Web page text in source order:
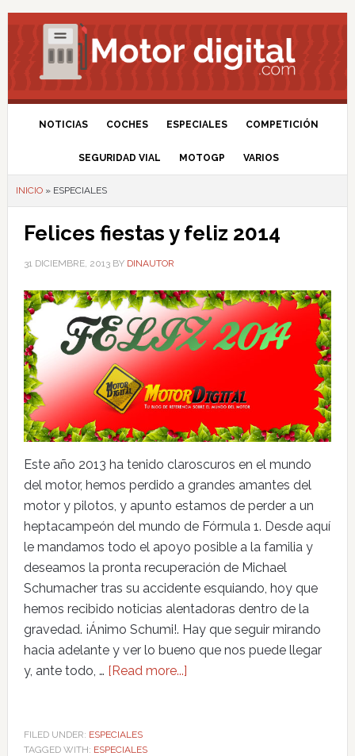
NOTICIAS COCHES ESPECIALES COMPETICIÓN
SEGURIDAD VIAL MOTOGP VARIOS
INICIO» ESPECIALES
Felices fiestas y feliz 2014
31 DICIEMBRE, 2013BY DINAUTOR
Este año 2013 ha tenido claroscuros en el mundo
del motor, hemos perdido a grandes amantes del
motor y pilotos, y apunto estamos de perder a un
heptacampeón del mundo de Fórmula 1. Desde aquí
le mandamos todo el apoyo posible a la familia y
deseamos la pronta recuperación de Michael
Schumacher tras su accidente esquiando, hoy que
hemos recibido noticias alentadoras dentro de la
gravedad. ¡Ánimo Schumi!. Hay que seguir mirando
hacia adelante y ver lo bueno que nos puede llegar
y, ante todo, … [Read more...]
FILED UNDER: ESPECIALES
TAGGED WITH: ESPECIALES